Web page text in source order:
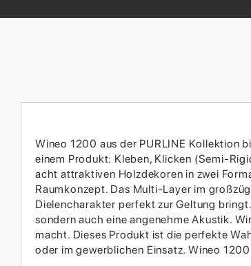
Wineo 1200 aus der PURLINE Kollektion
einem Produkt: Kleben, Klicken (Semi-
acht attraktiven Holzdekoren in zwei
Raumkonzept. Das Multi-Layer im
Dielencharakter perfekt zur Geltung
sondern auch eine angenehme Akustik.
macht. Dieses Produkt ist die perfekte
oder im gewerblichen Einsatz. Wineo